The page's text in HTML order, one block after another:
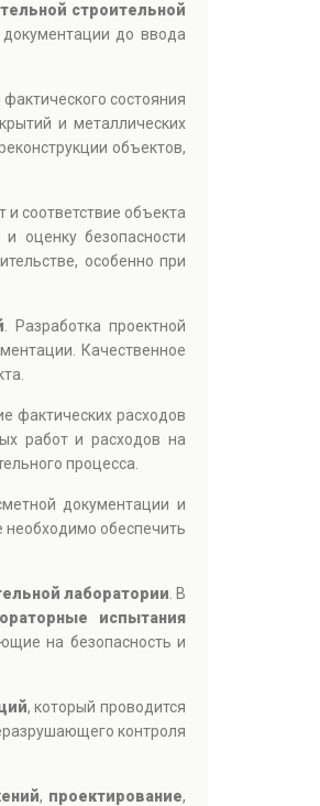
строительной
документации до ввода
состояния
и металлических
объектов,
соответствие объекта
оценку безопасности
особенно при
. Разработка проектной
Качественное
фактических расходов
работ и расходов на
процесса.
документации и
необходимо обеспечить
лаборатории . В
испытания
на безопасность и
, который проводится
контроля
, проектирование,